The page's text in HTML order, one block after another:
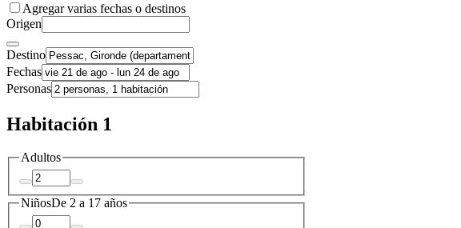
Agregar varias fechas o destinos
Origen
Destino
Fechas
Personas
Habitación 1
Adultos
NiñosDe 2 a 17 años